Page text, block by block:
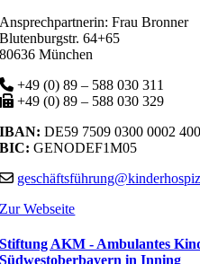
Ansprechpartnerin: Frau Bronner
Blutenburgstr. 64+65
80636 München
+49 (0) 89 – 588 030 311
+49 (0) 89 – 588 030 329
IBAN:DE59 7509 0300 0002
BIC:GENODEF1M05
Zur Webseite
Stiftung AKM - Ambulantes
Südwestoberbayern in Inning